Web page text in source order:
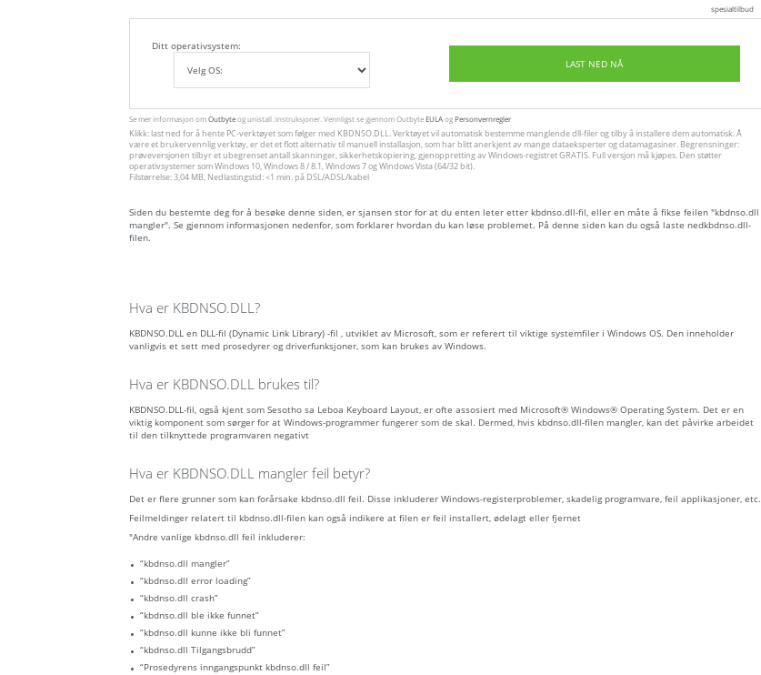
spesialtilbud
Ditt operativsystem:
LAST NED NÅ
Se mer informasjon omOutbyteog unistall :instruksjoner. Vennligst se gjennom OutbyteEULAogPersonvernregler
Klikk: last ned for å hente PC-verktøyet som følger med KBDNSO.DLL. Verktøyet vil automatisk bestemme manglende dll-filer og tilby å installere dem automatisk. Å
være et brukervennlig verktøy, er det et flott alternativ til manuell installasjon, som har blitt anerkjent av mange dataeksperter og datamagasiner. Begrensninger:
prøveversjonen tilbyr et ubegrenset antall skanninger, sikkerhetskopiering, gjenoppretting av Windows-registret GRATIS. Full versjon må kjøpes. Den støtter
operativsystemer som Windows 10, Windows 8 / 8.1, Windows 7 og Windows Vista (64/32 bit).
Filstørrelse: 3,04 MB, Nedlastingstid: <1 min. på DSL/ADSL/kabel
Siden du bestemte deg for å besøke denne siden, er sjansen stor for at du enten leter etter kbdnso.dll-fil, eller en måte å fikse feilen "kbdnso.dll
mangler". Se gjennom informasjonen nedenfor, som forklarer hvordan du kan løse problemet. På denne siden kan du også laste nedkbdnso.dll-
filen.
Hva er KBDNSO.DLL?
KBDNSO.DLL en DLL-fil (Dynamic Link Library) -fil , utviklet av Microsoft, som er referert til viktige systemfiler i Windows OS. Den inneholder
vanligvis et sett med prosedyrer og driverfunksjoner, som kan brukes av Windows.
Hva er KBDNSO.DLL brukes til?
KBDNSO.DLL-fil, også kjent som Sesotho sa Leboa Keyboard Layout, er ofte assosiert med Microsoft® Windows® Operating System. Det er en
viktig komponent som sørger for at Windows-programmer fungerer som de skal. Dermed, hvis kbdnso.dll-filen mangler, kan det påvirke arbeidet
til den tilknyttede programvaren negativt
Hva er KBDNSO.DLL mangler feil betyr?
Det er flere grunner som kan forårsake kbdnso.dll feil. Disse inkluderer Windows-registerproblemer, skadelig programvare, feil applikasjoner, etc.
Feilmeldinger relatert til kbdnso.dll-filen kan også indikere at filen er feil installert, ødelagt eller fjernet
"Andre vanlige kbdnso.dll feil inkluderer:
“kbdnso.dll mangler”
“kbdnso.dll error loading”
“kbdnso.dll crash”
“kbdnso.dll ble ikke funnet”
“kbdnso.dll kunne ikke bli funnet”
“kbdnso.dll Tilgangsbrudd”
“Prosedyrens inngangspunkt kbdnso.dll feil”